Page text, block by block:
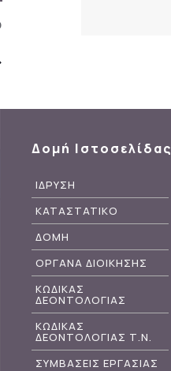
Δομή Ιστοσελίδας
ΙΔΡΥΣΗ
ΚΑΤΑΣΤΑΤΙΚΟ
ΔΟΜΗ
ΟΡΓΑΝΑ ΔΙΟΙΚΗΣΗΣ
ΚΩΔΙΚΑΣ
ΔΕΟΝΤΟΛΟΓΙΑΣ
ΚΩΔΙΚΑΣ
ΔΕΟΝΤΟΛΟΓΙΑΣ Τ.Ν.
ΣΥΜΒΑΣΕΙΣ ΕΡΓΑΣΙΑΣ